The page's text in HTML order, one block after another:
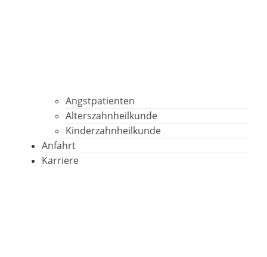
Angstpatienten
Alterszahnheilkunde
Kinderzahnheilkunde
Anfahrt
Karriere